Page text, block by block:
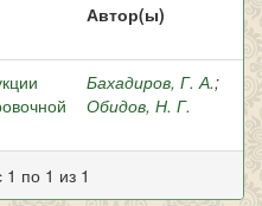
Автор(ы)
Бахадиров, Г. А.;
Обидов, Н. Г.
1 по 1 из 1